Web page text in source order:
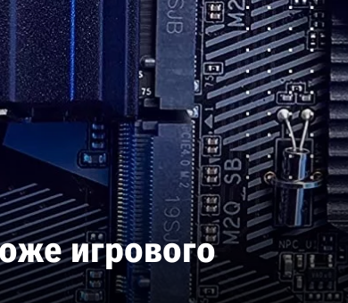
игрового